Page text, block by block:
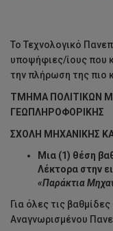
Το Τεχνολογικό
υποψήφιες/ίους που
την πλήρωση της πιο
TMHMA ΠΟΛΙΤΙΚΩΝ
ΓΕΩΠΛΗΡΟΦΟΡΙΚΗΣ
ΣΧΟΛΗ ΜΗΧΑΝΙΚΗΣ
Μια (1) θέση
Λέκτορα στην
«Παράκτια
Για όλες τις
Αναγνωρισμένου